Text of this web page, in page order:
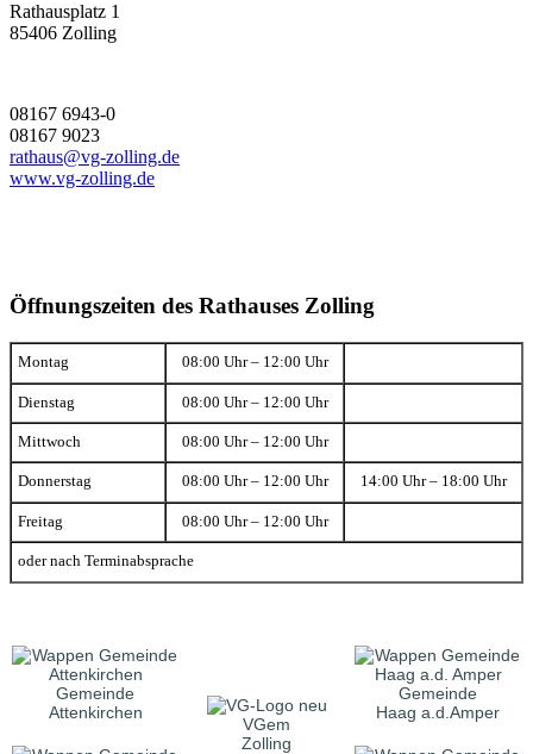
Rathausplatz 1
85406 Zolling
08167 6943-0
08167 9023
rathaus@vg-zolling.de
www.vg-zolling.de
Öffnungszeiten des Rathauses Zolling
Montag 08:00 Uhr – 12:00 Uhr
Dienstag 08:00 Uhr – 12:00 Uhr
Mittwoch 08:00 Uhr – 12:00 Uhr
Donnerstag 08:00 Uhr – 12:00 Uhr 14:00 Uhr – 18:00 Uhr
Freitag 08:00 Uhr – 12:00 Uhr
oder nach Terminabsprache
Gemeinde
Attenkirchen
VGem
Zolling
Gemeinde
Haag a.d.Amper